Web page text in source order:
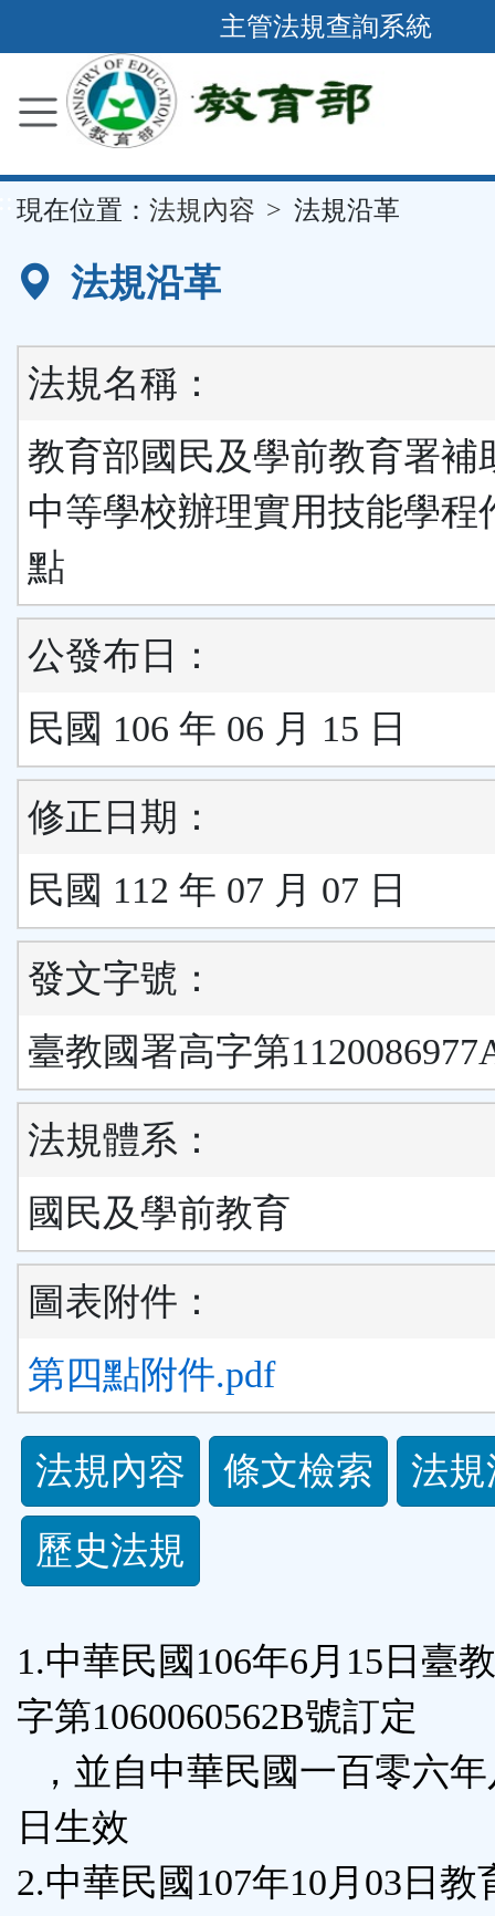
到
要
容
區
主管法規查詢系統
現在位置： 法規內容 法規沿革
法規沿革
法規名稱：
教育部國民及學前教育署補
中等學校辦理實用技能學程
點
公發布日：
民國 106 年 06 月 15 日
修正日期：
民國 112 年 07 月 07 日
發文字號：
臺教國署高字第
法規體系：
國民及學前教育
圖表附件：
第四點附件.pdf
法
規
功
按
鈕
法規內容 條文檢索
法
歷史法規
1.中華民國106年6月15日臺
字第1060060562B號訂定
，並自中華民國一百零六
日生效
2.中華民國107年10月03日教